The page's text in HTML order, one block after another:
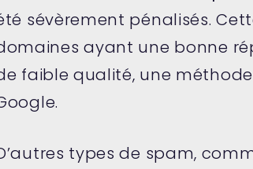
sévèrement pénalisés.
ayant une bonne
faible qualité, une
types de spam,